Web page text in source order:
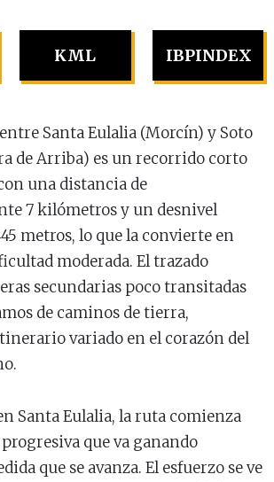
KML IBPINDEX
Santa Eulalia (Morcín) y Soto
de Arriba) es un recorrido corto
una distancia de
7 kilómetros y un desnivel
metros, lo que la convierte en
moderada. El trazado
secundarias poco transitadas
de caminos de tierra,
variado en el corazón del
Santa Eulalia, la ruta comienza
que va ganando
que se avanza. El esfuerzo se ve